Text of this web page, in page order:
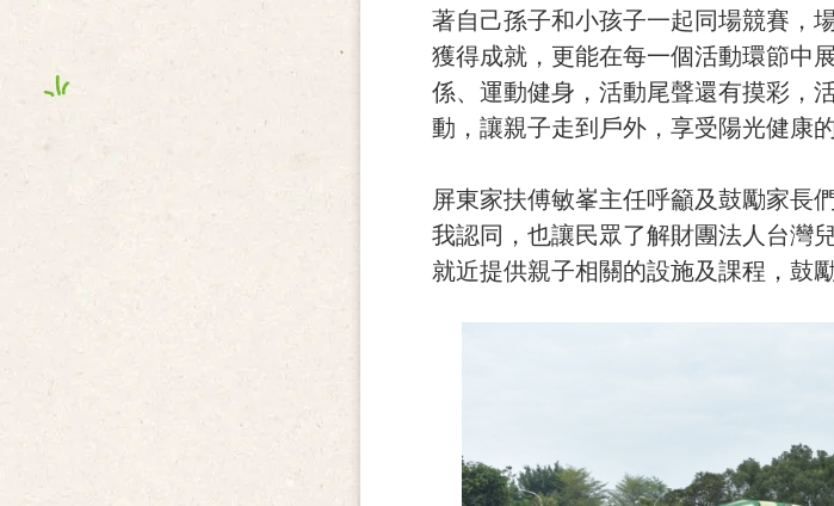
著自己孫子和小孩子一起同場競賽，
獲得成就，更能在每一個活動環節中展
係、運動健身，活動尾聲還有摸彩，
動，讓親子走到戶外，享受陽光健康
屏東家扶傅敏峯主任呼籲及鼓勵家長
我認同，也讓民眾了解財團法人台灣
就近提供親子相關的設施及課程，鼓